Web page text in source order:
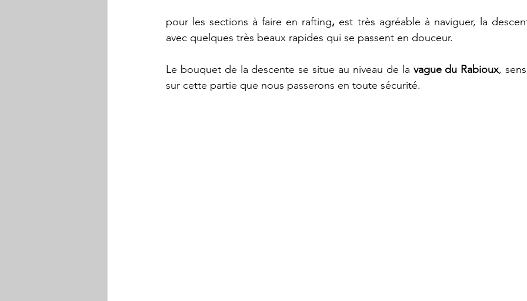
pour les sections à faire en rafting, est très agréable à naviguer, la
avec quelques très beaux rapides qui se passent en douceur.
Le bouquet de la descente se situe au niveau de la vague du Rabioux,
sur cette partie que nous passerons en toute sécurité.